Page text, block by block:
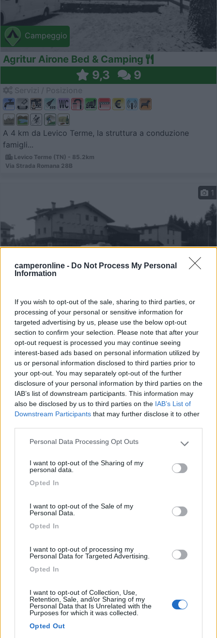
camperonline - Do Not Process My Personal
Information
If you wish to opt-out of the sale, sharing to third parties, or
processing of your personal or sensitive information for
targeted advertising by us, please use the below opt-out
section to confirm your selection. Please note that after your
opt-out request is processed you may continue seeing
interest-based ads based on personal information utilized by
us or personal information disclosed to third parties prior to
your opt-out. You may separately opt-out of the further
disclosure of your personal information by third parties on the
IAB’s list of downstream participants. This information may
also be disclosed by us to third parties on the IAB’s List of
Downstream Participants that may further disclose it to other
Please note that this website/app uses one or more Google
not limited to your visit or usage behaviour. You may click to
grant or deny consent to Google and its third-party tags to
use your data for below specified purposes in below Google
Personal Data Processing Opt Outs
I want to opt-out of the Sharing of my
personal data.
Opted In
I want to opt-out of the Sale of my
Personal Data.
Opted In
I want to opt-out of processing my
Personal Data for Targeted Advertising.
Opted In
I want to opt-out of Collection, Use,
Retention, Sale, and/or Sharing of my
Personal Data that Is Unrelated with the
Purposes for which it was collected.
Opted Out
Campeggio
Agritur Airone Bed & Camping
9,3 9
A 4 km da Levico Terme, la struttura a conduzione
famigli...
Levico Terme (TN) - 85.2km
Via Strada Romana 28B
Area di sosta (PS+CS)
1
Parcheggio
6,7 3
Servizi / Posizione
Parcheggio gratuito con 6 posti e CS, dietro
Polisportiva...
Tambre (BL) - 90.2km
Via Campei 45
Locanda De l'Arguta
7,3 7